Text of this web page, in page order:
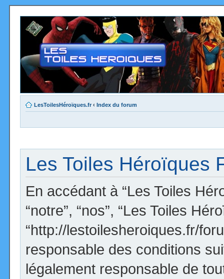
LesToilesHéroïques.fr ‹ Index du forum
Les Toiles Héroïques
En accédant à “Les Toiles
“notre”, “nos”, “Les Toiles
“http://lestoilesheroiques.fr/
responsable des conditions
légalement responsable de